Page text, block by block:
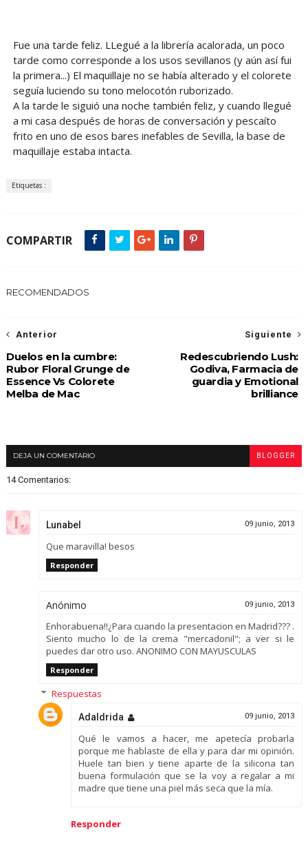
Fue una tarde feliz. LLegué a la librería acalorada, un poco
tarde como corresponde a los usos sevillanos (y aún así fui
la primera...) El maquillaje no se había alterado y el colorete
seguía luciendo su tono melocotón ruborizado.
A la tarde le siguió una noche también feliz, y cuando llegué
a mi casa después de horas de conversación y pescaíto
frito en uno de esos bares inefables de Sevilla, la base de
maquillaje estaba intacta.
Etiquetas :
COMPARTIR
RECOMENDADOS
Siguiente
Redescubriendo Lush:
Godiva, Farmacia de
guardia y Emotional
brilliance
Anterior
Duelos en la cumbre:
Rubor Floral Grunge de
Essence Vs Colorete
Melba de Mac
DEJA UN COMENTARIO BLOGGER
14 Comentarios:
Lunabel 09 junio, 2013
Que maravilla! besos
Responder
Anónimo 09 junio, 2013
Enhorabuena!!¿Para cuando la presentacion en Madrid??? .
Siento mucho lo de la crema "mercadonil"; a ver si le
puedes dar otro uso. ANONIMO CON MAYUSCULAS
Responder
Respuestas
Adaldrida 09 junio, 2013
Qué le vamos a hacer, me apetecía probarla
porque me hablaste de ella y para dar mi opinión.
Huele tan bien y tiene aparte de la silicona tan
buena formulación que se la voy a regalar a mi
madre que tiene una piel más seca que la mía.
Responder